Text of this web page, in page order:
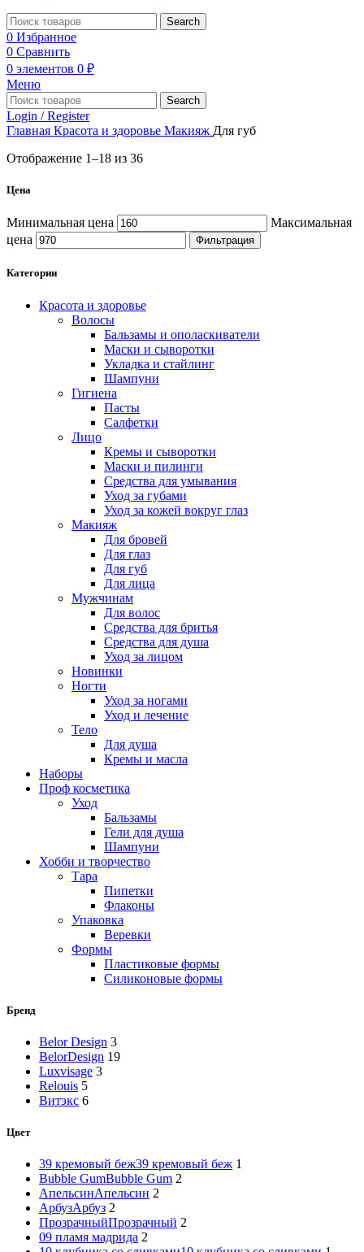
Search
0 Избранное
0 Сравнить
0 элементов 0 ₽
Меню
Search
Login / Register
Главная Красота и здоровье Макияж Для губ
Отображение 1–18 из 36
Цена
Минимальная цена
Максимальная
цена
Фильтрация
Категории
Красота и здоровье
Волосы
Бальзамы и ополаскиватели
Маски и сыворотки
Укладка и стайлинг
Шампуни
Гигиена
Пасты
Салфетки
Лицо
Кремы и сыворотки
Маски и пилинги
Средства для умывания
Уход за губами
Уход за кожей вокруг глаз
Макияж
Для бровей
Для глаз
Для губ
Для лица
Мужчинам
Для волос
Средства для бритья
Средства для душа
Уход за лицом
Новинки
Ногти
Уход за ногами
Уход и лечение
Тело
Для душа
Кремы и масла
Наборы
Проф косметика
Уход
Бальзамы
Гели для душа
Шампуни
Хобби и творчество
Тара
Пипетки
Флаконы
Упаковка
Веревки
Формы
Пластиковые формы
Силиконовые формы
Бренд
Belor Design 3
BelorDesign 19
Luxvisage 3
Relouis 5
Витэкс 6
Цвет
39 кремовый беж39 кремовый беж 1
Bubble GumBubble Gum 2
АпельсинАпельсин 2
АрбузАрбуз 2
ПрозрачныйПрозрачный 2
09 пламя мадрида 2